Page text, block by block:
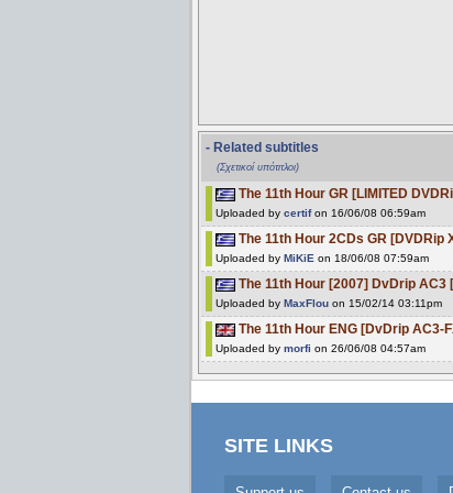
- Related subtitles
(Σχετικοί υπότιτλοι)
The 11th Hour GR [LIMITED
Uploaded by certifon 16/06/08 06:59am
The 11th Hour 2CDs GR [DVDRip
Uploaded by MiKiE on 18/06/08 07:59am
The 11th Hour [2007] DvDrip AC3
Uploaded by MaxFlou on 15/02/14 03:11pm
The 11th Hour ENG [DvDrip AC3-
Uploaded by morfi on 26/06/08 04:57am
SITE LINKS